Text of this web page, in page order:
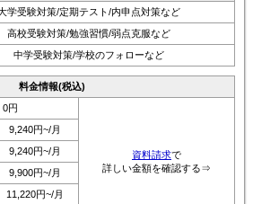
高校受験対策/勉強習慣/弱点克服など
中学受験対策/学校のフォローなど
料金情報(税込)
詳しい金額を確認する⇒
9,240円~/月
9,240円~/月
9,900円~/月
11,220円~/月
要相談